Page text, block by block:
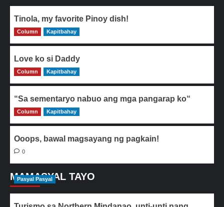
Tinola, my favorite Pinoy dish!
0
Column Kapitbahay
Love ko si Daddy
0
Column Kapitbahay
“Sa sementaryo nabuo ang mga pangarap ko“
0
Column Kapitbahay
Ooops, bawal magsayang ng pagkain!
0
MAMASYAL TAYO
Pasyal Pasyal